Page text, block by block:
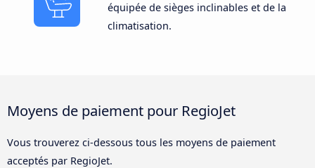
équipée de sièges inclinables et de la
climatisation.
Moyens de paiement pour RegioJet
Vous trouverez ci-dessous tous les moyens de paiement
acceptés par RegioJet.